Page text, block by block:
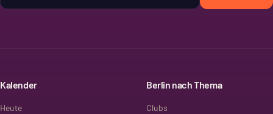
Kalender
Heute
Berlin nach Thema
Clubs